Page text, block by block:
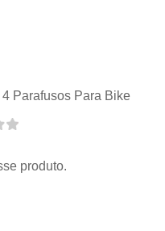
Parafusos Para Bike
produto.